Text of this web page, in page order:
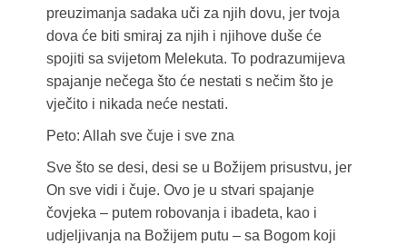
preuzimanja sadaka uči za njih dovu, jer tvoja
dova će biti smiraj za njih i njihove duše će
spojiti sa svijetom Melekuta. To podrazumijeva
spajanje nečega što će nestati s nečim što je
vječito i nikada neće nestati.
Peto: Allah sve čuje i sve zna
Sve što se desi, desi se u Božijem prisustvu, jer
On sve vidi i čuje. Ovo je u stvari spajanje
čovjeka – putem robovanja i ibadeta, kao i
udjeljivanja na Božijem putu – sa Bogom koji